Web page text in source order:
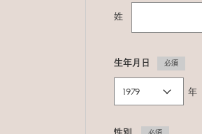
姓
生年月日 必須
年